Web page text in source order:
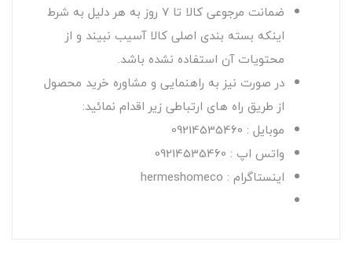
ضمانت مرجوعی کالا تا 7 روز به هر دلیل به شرط
اینکه بسته بندی اصلی کالا آسیب نبیند و از
محتویات آن استفاده نشده باشد.
در صورت نیز به راهنمایی و مشاوره خرید محصول
از طریق راه های ارتباطی زیر اقدام نمائید:
موبایل : 09214535460
واتس اپ : 09214535460
اینستاگرام : hermeshomeco